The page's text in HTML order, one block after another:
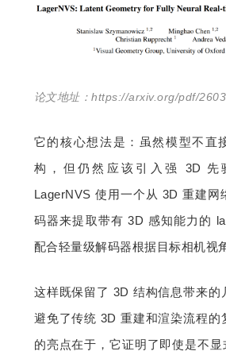
论文地址：https://arxiv.org/pdf/
它的核心想法是：虽然模型不直
构，但仍然应该引入强 3D 先
LagerNVS 使用一个从 3D 重建网
码器来提取带有 3D 感知能力的
配合轻量级解码器根据目标相机视
这样既保留了 3D 结构信息带来的
避免了传统 3D 重建和渲染流程的
的亮点在于，它证明了即使是不